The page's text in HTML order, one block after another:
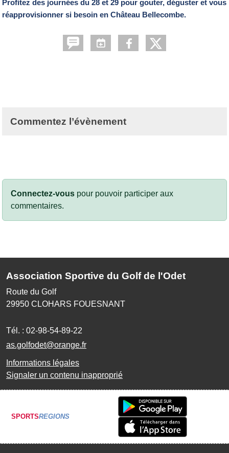
Profitez des journées du 28 et 29 pour gouter, déguster et vous
réapprovisionner si besoin en Château Bellecombe.
Commentez l’évènement
Connectez-vous pour pouvoir participer aux
commentaires.
Association Sportive du Golf de l'Odet
Route du Golf
29950 CLOHARS FOUESNANT
Tél. : 02-98-54-89-22
as.golfodet@orange.fr
Informations légales
Signaler un contenu inapproprié
SPORTSREGIONS